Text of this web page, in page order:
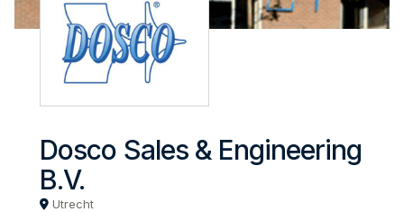
Dosco Sales & Engineering
B.V.
Utrecht